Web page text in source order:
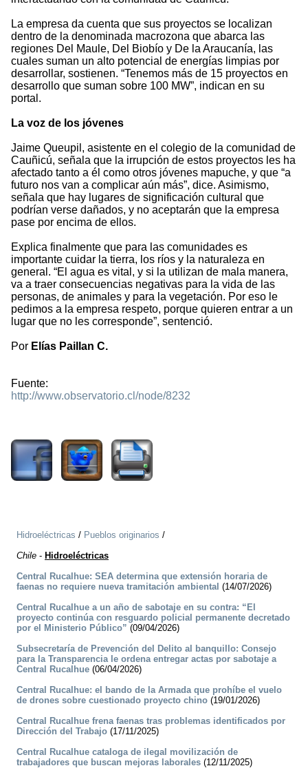
La empresa da cuenta que sus proyectos se localizan
dentro de la denominada macrozona que abarca las
regiones Del Maule, Del Biobío y De la Araucanía, las
cuales suman un alto potencial de energías limpias por
desarrollar, sostienen. “Tenemos más de 15 proyectos en
desarrollo que suman sobre 100 MW”, indican en su
portal.
La voz de los jóvenes
Jaime Queupil, asistente en el colegio de la comunidad de
Cauñicú, señala que la irrupción de estos proyectos les ha
afectado tanto a él como otros jóvenes mapuche, y que “a
futuro nos van a complicar aún más”, dice. Asimismo,
señala que hay lugares de significación cultural que
podrían verse dañados, y no aceptarán que la empresa
pase por encima de ellos.
Explica finalmente que para las comunidades es
importante cuidar la tierra, los ríos y la naturaleza en
general. “El agua es vital, y si la utilizan de mala manera,
va a traer consecuencias negativas para la vida de las
personas, de animales y para la vegetación. Por eso le
pedimos a la empresa respeto, porque quieren entrar a un
lugar que no les corresponde”, sentenció.
Por Elías Paillan C.
Fuente:
http://www.observatorio.cl/node/8232
Hidroeléctricas / Pueblos originarios /
Chile - Hidroeléctricas
Central Rucalhue: SEA determina que extensión horaria de
faenas no requiere nueva tramitación ambiental (14/07/2026)
Central Rucalhue a un año de sabotaje en su contra: “El
proyecto continúa con resguardo policial permanente decretado
por el Ministerio Público” (09/04/2026)
Subsecretaría de Prevención del Delito al banquillo: Consejo
para la Transparencia le ordena entregar actas por sabotaje a
Central Rucalhue (06/04/2026)
Central Rucalhue: el bando de la Armada que prohíbe el vuelo
de drones sobre cuestionado proyecto chino (19/01/2026)
Central Rucalhue frena faenas tras problemas identificados por
Dirección del Trabajo (17/11/2025)
Central Rucalhue cataloga de ilegal movilización de
trabajadores que buscan mejoras laborales (12/11/2025)